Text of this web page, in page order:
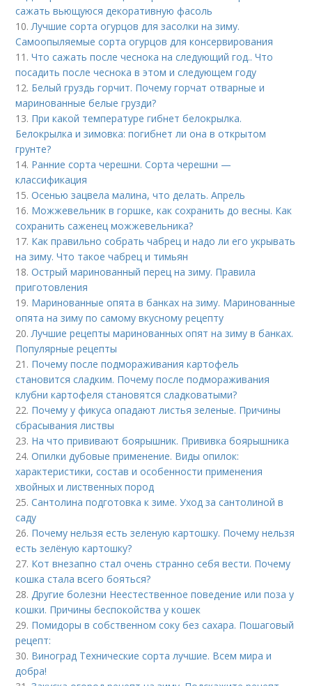
сажать вьющуюся декоративную фасоль
10. Лучшие сорта огурцов для засолки на зиму.
Самоопыляемые сорта огурцов для консервирования
11.Что сажать после чеснока на следующий год.. Что
посадить после чеснока в этом и следующем году
12. Белый груздь горчит. Почему горчат отварные и
маринованные белые грузди?
13. При какой температуре гибнет белокрылка.
Белокрылка и зимовка: погибнет ли она в открытом
грунте?
14. Ранние сорта черешни. Сорта черешни —
классификация
15.Осенью зацвела малина, что делать. Апрель
16. Можжевельник в горшке, как сохранить до весны. Как
сохранить саженец можжевельника?
17. Как правильно собрать чабрец и надо ли его укрывать
на зиму. Что такое чабрец и тимьян
18.Острый маринованный перец на зиму. Правила
приготовления
19. Маринованные опята в банках на зиму. Маринованные
опята на зиму по самому вкусному рецепту
20. Лучшие рецепты маринованных опят на зиму в банках.
Популярные рецепты
21. Почему после подмораживания картофель
становится сладким. Почему после подмораживания
клубни картофеля становятся сладковатыми?
22. Почему у фикуса опадают листья зеленые. Причины
сбрасывания листвы
23. На что прививают боярышник. Прививка боярышника
24.Опилки дубовые применение. Виды опилок:
характеристики, состав и особенности применения
хвойных и лиственных пород
25.Сантолина подготовка к зиме. Уход за сантолиной в
саду
26. Почему нельзя есть зеленую картошку. Почему нельзя
есть зелёную картошку?
27. Кот внезапно стал очень странно себя вести. Почему
кошка стала всего бояться?
28. Другие болезни Неестественное поведение или поза у
кошки. Причины беспокойства у кошек
29. Помидоры в собственном соку без сахара. Пошаговый
рецепт:
30. Виноград Технические сорта лучшие. Всем мира и
добра!